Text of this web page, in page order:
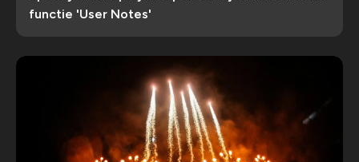
functie 'User Notes'